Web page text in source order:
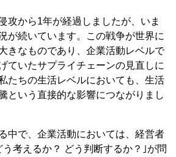
攻から1年が経過しましたが、いま
が続いています。この戦争が世界に
きなものであり、企業活動レベルで
ていたサプライチェーンの見直しに
たちの生活レベルにおいても、生活
という直接的な影響につながりまし
中で、企業活動においては、経営者
考えるか？ どう判断するか？｣が問